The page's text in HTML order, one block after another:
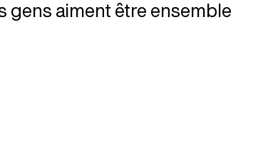
gens aiment être ensemble